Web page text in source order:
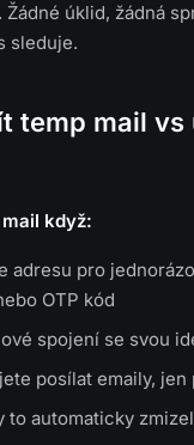
úklid, žádná
sleduje.
temp mail vs
když:
adresu pro
OTP kód
spojení se svou
posílat emaily, jen
to automaticky